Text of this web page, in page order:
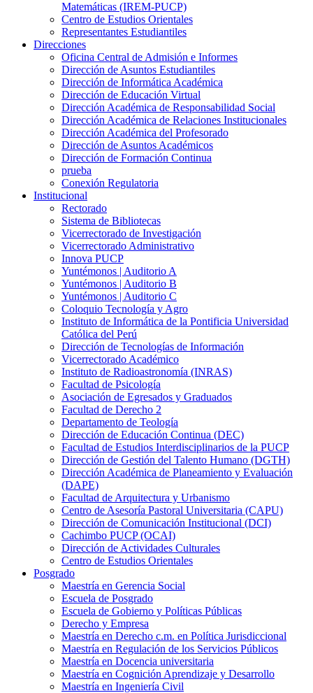
Matemáticas (IREM-PUCP)
Centro de Estudios Orientales
Representantes Estudiantiles
Direcciones
Oficina Central de Admisión e Informes
Dirección de Asuntos Estudiantiles
Dirección de Informática Académica
Dirección de Educación Virtual
Dirección Académica de Responsabilidad Social
Dirección Académica de Relaciones Institucionales
Dirección Académica del Profesorado
Dirección de Asuntos Académicos
Dirección de Formación Continua
prueba
Conexión Regulatoria
Institucional
Rectorado
Sistema de Bibliotecas
Vicerrectorado de Investigación
Vicerrectorado Administrativo
Innova PUCP
Yuntémonos | Auditorio A
Yuntémonos | Auditorio B
Yuntémonos | Auditorio C
Coloquio Tecnología y Agro
Instituto de Informática de la Pontificia Universidad
Católica del Perú
Dirección de Tecnologías de Información
Vicerrectorado Académico
Instituto de Radioastronomía (INRAS)
Facultad de Psicología
Asociación de Egresados y Graduados
Facultad de Derecho 2
Departamento de Teología
Dirección de Educación Continua (DEC)
Facultad de Estudios Interdisciplinarios de la PUCP
Dirección de Gestión del Talento Humano (DGTH)
Dirección Académica de Planeamiento y Evaluación
(DAPE)
Facultad de Arquitectura y Urbanismo
Centro de Asesoría Pastoral Universitaria (CAPU)
Dirección de Comunicación Institucional (DCI)
Cachimbo PUCP (OCAI)
Dirección de Actividades Culturales
Centro de Estudios Orientales
Posgrado
Maestría en Gerencia Social
Escuela de Posgrado
Escuela de Gobierno y Políticas Públicas
Derecho y Empresa
Maestría en Derecho c.m. en Política Jurisdiccional
Maestría en Regulación de los Servicios Públicos
Maestría en Docencia universitaria
Maestría en Cognición Aprendizaje y Desarrollo
Maestría en Ingeniería Civil